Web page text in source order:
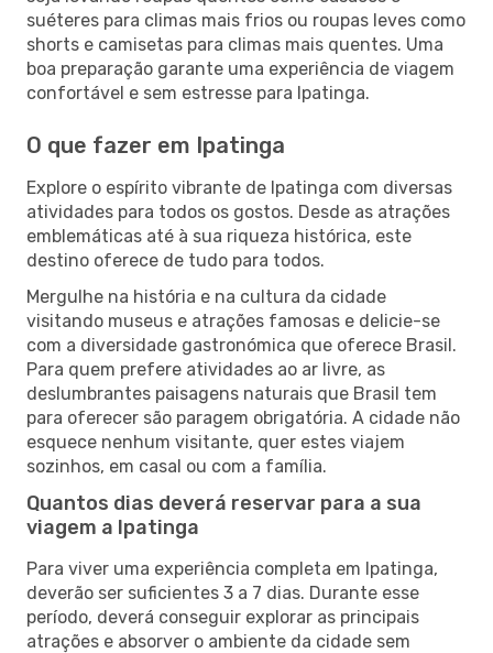
suéteres para climas mais frios ou roupas leves como
shorts e camisetas para climas mais quentes. Uma
boa preparação garante uma experiência de viagem
confortável e sem estresse para Ipatinga.
O que fazer em Ipatinga
Explore o espírito vibrante de Ipatinga com diversas
atividades para todos os gostos. Desde as atrações
emblemáticas até à sua riqueza histórica, este
destino oferece de tudo para todos.
Mergulhe na história e na cultura da cidade
visitando museus e atrações famosas e delicie-se
com a diversidade gastronómica que oferece Brasil.
Para quem prefere atividades ao ar livre, as
deslumbrantes paisagens naturais que Brasil tem
para oferecer são paragem obrigatória. A cidade não
esquece nenhum visitante, quer estes viajem
sozinhos, em casal ou com a família.
Quantos dias deverá reservar para a sua
viagem a Ipatinga
Para viver uma experiência completa em Ipatinga,
deverão ser suficientes 3 a 7 dias. Durante esse
período, deverá conseguir explorar as principais
atrações e absorver o ambiente da cidade sem